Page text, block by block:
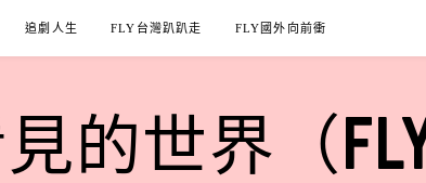
追劇人生 FLY台灣趴趴走 FLY國外向前衝
的世界（